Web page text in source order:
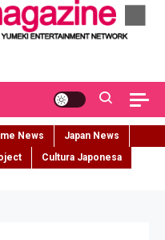
News
Japan News
Cultura Japonesa